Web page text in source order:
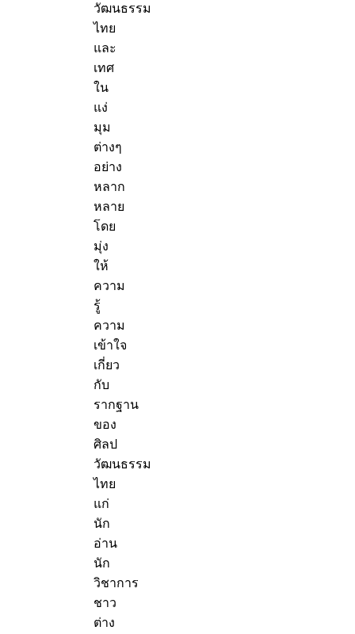
วัฒนธรรม
ไทย
และ
เทศ
ใน
แง่
มุม
ต่างๆ
อย่าง
หลาก
หลาย
โดย
มุ่ง
ให้
ความ
รู้
ความ
เข้าใจ
เกี่ยว
กับ
รากฐาน
ของ
ศิลป
วัฒนธรรม
ไทย
แก่
นัก
อ่าน
นัก
วิชาการ
ชาว
ต่าง